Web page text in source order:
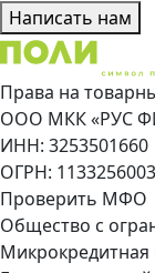
Написать нам
Права на
ООО МКК «РУС
ИНН: 3253501660
ОГРН:
Проверить МФО
Общество с